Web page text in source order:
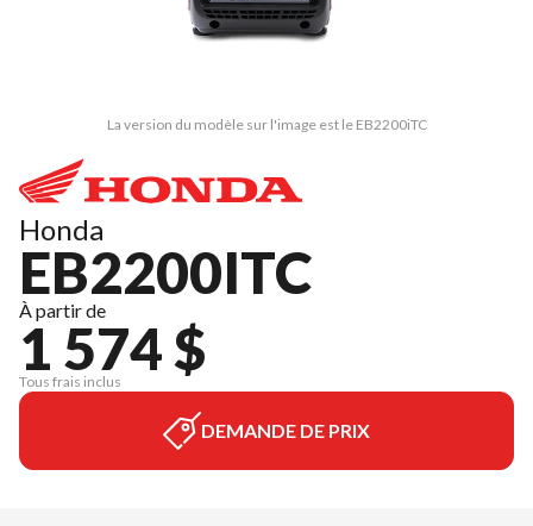
La version du modèle sur l'image est le EB2200iTC
Honda
EB2200ITC
À partir de
1 574 $
Tous frais inclus
DEMANDE DE PRIX